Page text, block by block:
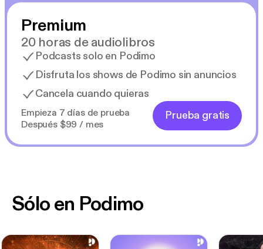
Premium
20 horas de audiolibros
Podcasts solo en Podimo
Disfruta los shows de Podimo sin anuncios
Cancela cuando quieras
Empieza 7 días de prueba
Después $99 / mes
Prueba gratis
Sólo en Podimo